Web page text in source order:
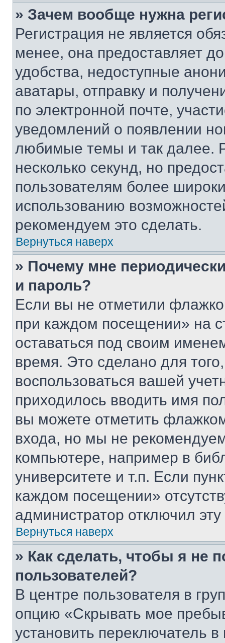
» Зачем вообще нужна
Регистрация не является
менее, она предоставляет
удобства, недоступные
аватары, отправку и
по электронной почте,
уведомлений о появлении
любимые темы и так далее.
несколько секунд, но
пользователям более
использованию
рекомендуем это сделать.
Вернуться наверх
» Почему мне
и пароль?
Если вы не отметили
при каждом посещении» на
оставаться под своим
время. Это сделано для
воспользоваться вашей
приходилось вводить имя
вы можете отметить
входа, но мы не
компьютере, например в
университете и т.п. Если
каждом посещении»
администратор отключил
Вернуться наверх
» Как сделать, чтобы я не
пользователей?
В центре пользователя в
опцию «Скрывать мое
установить переключатель